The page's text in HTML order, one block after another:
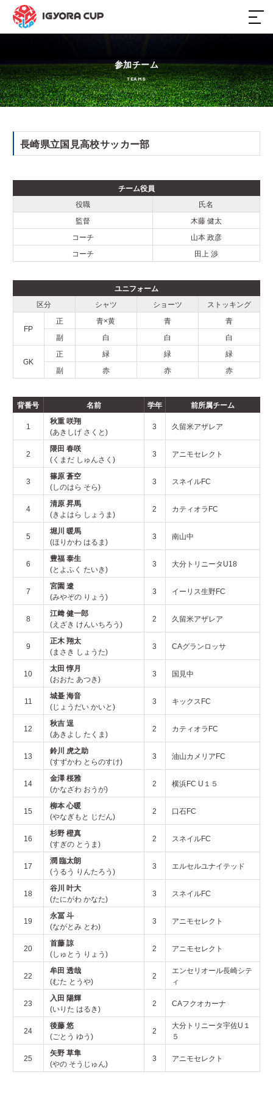
大会概要
2024年
2023年
2021年
お問い合わせ
参加チーム
TEAMS
長崎県立国見高校サッカー部
チーム役員
役職
氏名
監督
木藤 健太
コーチ
山本 政彦
コーチ
田上 渉
ユニフォーム
区分
シャツ ショーツ ストッキング
FP
正 青×黄 青
青
副
白 白 白
GK
正 緑 緑
緑
副
赤 赤 赤
背番号 名前 学年
前所属チーム
1
秋重 咲翔
(あきしげ さくと)
3 久留米アザレア
2
隈田 春咲
(くまだ しゅんさく)
3 アニモセレクト
3
篠原 蒼空
(しのはら そら)
3 スネイルFC
4
清原 昇馬
(きよはら しょうま)
2 カティオラFC
5
堀川 暖馬
(ほりかわ はるま)
3 南山中
6
豊福 泰生
(とよふく たいき)
3 大分トリニータU18
7
宮園 遼
(みやぞの りょう)
3 イーリス生野FC
8
江﨑 健一郎
(えざき けんいちろう)
2 久留米アザレア
9
正木 翔太
(まさき しょうた)
3 CAグランロッサ
10
太田 惇月
(おおた あつき)
3 国見中
11
城䑓 海音
(じょうだい かいと)
3 キックスFC
12
秋吉 逞
(あきよし たくま)
2 カティオラFC
13
鈴川 虎之助
(すずかわ とらのすけ)
3 油山カメリアFC
14
金澤 桜雅
(かなざわ おうが)
2 横浜FC U１５
15
柳本 心暖
(やなぎもと じだん)
2 口石FC
16
杉野 橙真
(すぎの とうま)
2 スネイルFC
17
潤 臨太朗
(うるう りんたろう)
3 エルセルユナイテッド
18
谷川 叶大
(たにがわ かなた)
3 スネイルFC
19
永冨 斗
(ながとみ とわ)
3 アニモセレクト
20
首藤 諒
(しゅとう りょう)
2 アニモセレクト
22
牟田 透哉
(むた とうや)
2
エンセリオール長崎シテ
ィ
23
入田 陽輝
(いりた はるき)
2 CAフクオカーナ
24
後藤 悠
(ごとう ゆう)
2
大分トリニータ宇佐U１
５
25
矢野 草隼
(やの そうじゅん)
3 アニモセレクト